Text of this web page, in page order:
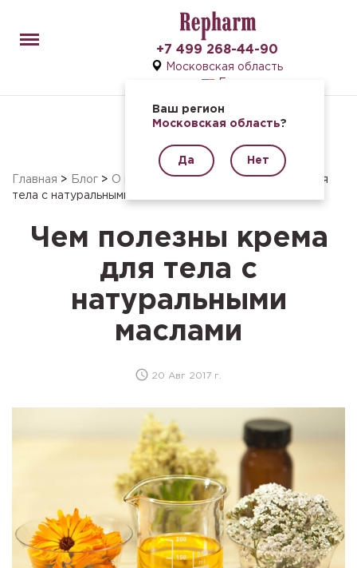
+7 499 268-44-90
Московская область
Ваш регион
Московская область?
Да Нет
En
Главная > Блог > О продукции>Чем полезны крема для
тела с натуральными маслами
Чем полезны крема
для тела с
натуральными
маслами
20 Авг 2017 г.